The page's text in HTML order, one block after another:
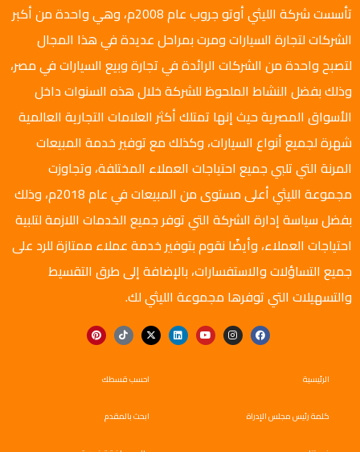
تأسست شركة الليثي أوتو جروب عام 2008م، وهي واحدة من أكبر
الشركات لتجارة السيارات ومرت بمراحل عديدة في هذا المجال
لتصبح واحدة من الشركات الرائدة في تجارة وبيع السيارات في مصر،
وذلك بفضل النشاط الملحوظ للشركة خلال هذه السنوات داخل
الأسواق المصرية حيث إنها تمتلك أكثر العلامات التجارية العالمية
شهرة لجميع أنواع السيارات، وكذلك مع توفير خدمة المبيعات
المرنة التي تلبي جميع احتياجات العملاء المختلفة، وتجاوزت
مجموعة الليثي أعلى مستوى من المبيعات في عام 2018م، وذلك
بفضل سياسة إدارة الشركة التي توفر جميع الخدمات اللازمة لتلبية
احتياجات العملاء، وأيضًا نقوم بتوفير خدمة عملاء ممتازة للرد على
جميع التساؤلات والاستفسارات، بالإضافة إلى طرق التقسيط
والتسهيلات التي توفرها مجموعة الليثي لك.
الرئيسية
كلمة رئيس مجلس الإدراة
احسب قسطك
ابحث بالمقدم